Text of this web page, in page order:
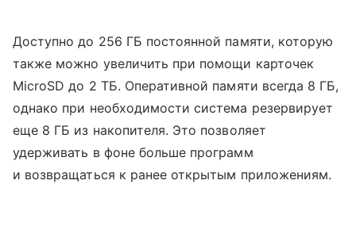
Доступно до 256 ГБ постоянной памяти, которую
также можно увеличить при помощи карточек
MicroSD до 2 ТБ. Оперативной памяти всегда 8 ГБ,
однако при необходимости система резервирует
еще 8 ГБ из накопителя. Это позволяет
удерживать в фоне больше программ
и возвращаться к ранее открытым приложениям.